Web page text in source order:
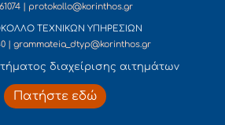
| protokollo@korinthos.gr
ΤΕΧΝΙΚΩΝ ΥΠΗΡΕΣΙΩΝ
| grammateia_dtyp@korinthos.gr
διαχείρισης αιτημάτων
Πατήστε εδώ